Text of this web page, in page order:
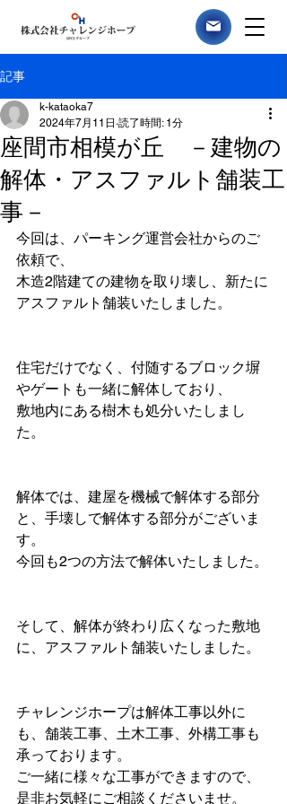
記事
座間市相模が丘 －建物の
解体・アスファルト舗装工
事－
k-kataoka7
2024年7月11日 読了時間: 1分
今回は、パーキング運営会社からのご
依頼で、
木造2階建ての建物を取り壊し、新たに
アスファルト舗装いたしました。
住宅だけでなく、付随するブロック塀
やゲートも一緒に解体しており、
敷地内にある樹木も処分いたしまし
た。
解体では、建屋を機械で解体する部分
と、手壊しで解体する部分がございま
す。
今回も2つの方法で解体いたしました。
そして、解体が終わり広くなった敷地
に、アスファルト舗装いたしました。
チャレンジホープは解体工事以外に
も、舗装工事、土木工事、外構工事も
承っております。
ご一緒に様々な工事ができますので、
是非お気軽にご相談くださいませ。